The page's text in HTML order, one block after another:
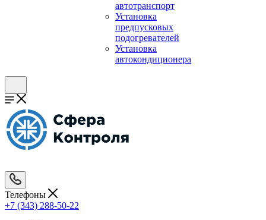
автотранспорт
Установка
предпусковых
подогревателей
Установка
автокондиционера
Телефоны
+7 (343) 288-50-22